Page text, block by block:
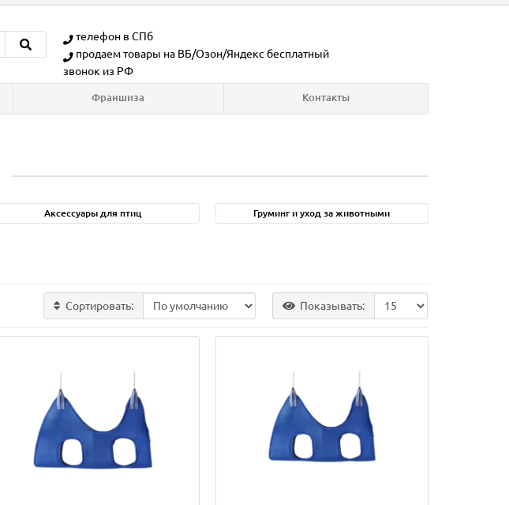
телефон в СПб
продаем товары на ВБ/Озон/Яндекс бесплатный
звонок из РФ
Франшиза Контакты
Аксессуары для птиц Груминг и уход за животными
Сортировать: Показывать: